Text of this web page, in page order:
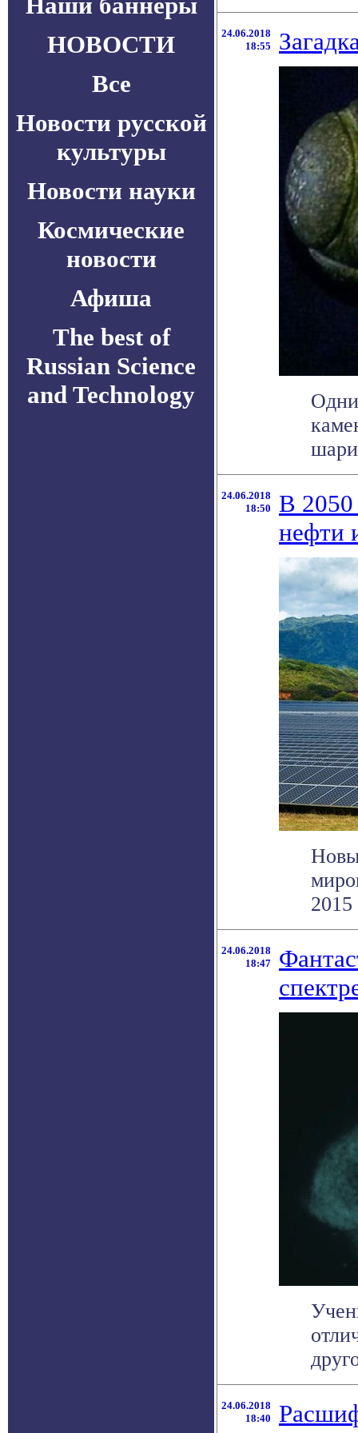
НОВОСТИ
Все
Новости русской
культуры
Новости науки
Космические
новости
Афиша
The best of
Russian Science
and Technology
24.06.2018
18:55
24.06.2018
18:50
В 2050
нефти
2015
24.06.2018
18:47
24.06.2018
18:40